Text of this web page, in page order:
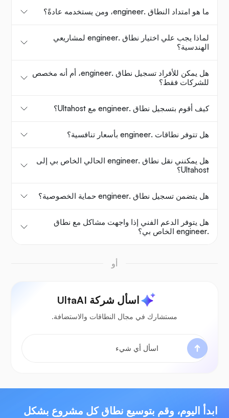
ما هو امتداد النطاق .engineer، ومن يستخدمه عادةً؟
لماذا يجب علي اختيار نطاق .engineer لمشاريعي
الهندسية؟
هل يمكن للأفراد تسجيل نطاق .engineer، أم أنه مخصص
للشركات فقط؟
كيف أقوم بتسجيل نطاق .engineer مع Ultahost؟
هل تتوفر نطاقات .engineer بأسعار تنافسية؟
هل يمكنني نقل نطاق .engineer الحالي الخاص بي إلى
Ultahost؟
هل يتضمن تسجيل نطاق .engineer حماية الخصوصية؟
هل يتوفر الدعم الفني إذا واجهت مشاكل مع نطاق
.engineer الخاص بي؟
أو
اسأل شركة UltaAI
مستشارك في مجال النطاقات والاستضافة.
ابدأ اليوم، وقم بتوسيع نطاق كل مشروع بشكل